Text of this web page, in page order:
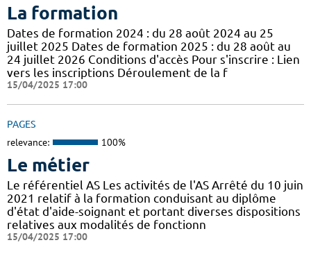
La formation
Dates de formation 2024 : du 28 août 2024 au 25
juillet 2025 Dates de formation 2025 : du 28 août au
24 juillet 2026 Conditions d'accès Pour s'inscrire : Lien
vers les inscriptions Déroulement de la f
15/04/2025 17:00
PAGES
relevance: 100%
Le métier
Le référentiel AS Les activités de l'AS Arrêté du 10 juin
2021 relatif à la formation conduisant au diplôme
d'état d'aide-soignant et portant diverses dispositions
relatives aux modalités de fonctionn
15/04/2025 17:00